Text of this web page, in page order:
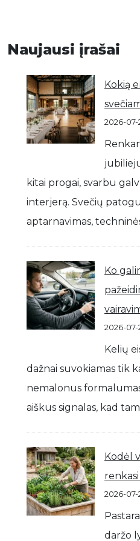
Naujausi įrašai
Kokią
2026-07-
kitai progai, svarbu
interjerą. Svečių
aptarnavimas,
Ko
2026-07-
Kelių
dažnai suvokiamas tik
nemalonus
aiškus signalas, kad
Kodėl
2026-07-
daržo